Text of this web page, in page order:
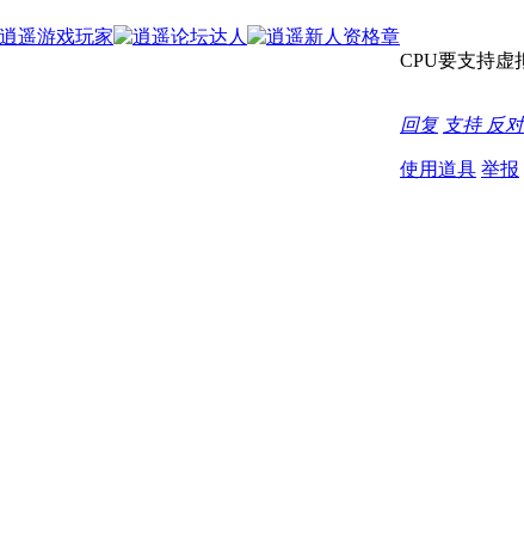
CPU要支持虚
回复 支持 反对
使用道具 举报